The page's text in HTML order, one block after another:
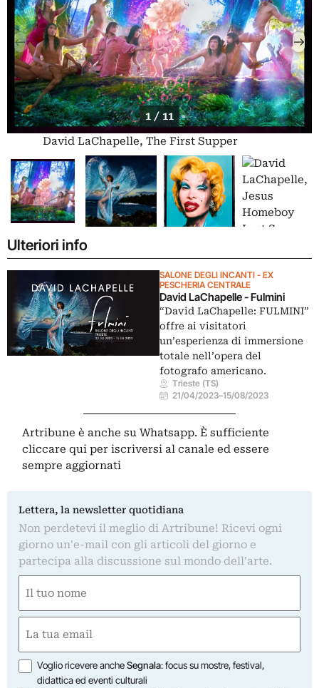
1 / 11
David LaChapelle, The First Supper
Ulteriori info
SALONE DEGLI INCANTI - EX
PESCHERIA CENTRALE
David LaChapelle - Fulmini
“David LaChapelle: FULMINI”
offre ai visitatori
un’esperienza di immersione
totale nell’opera del
fotografo americano.
Trieste (TS)
21/04/2023–15/08/2023
Artribune è anche su Whatsapp. È sufficiente
cliccare qui per iscriversi al canale ed essere
sempre aggiornati
Lettera, la newsletter quotidiana
Non perdetevi il meglio di Artribune! Ricevi ogni
giorno un'e-mail con gli articoli del giorno e
partecipa alla discussione sul mondo dell'arte.
(Obbligatorio)
Nome
(Obbligatorio)
Opzioni
Voglio ricevere ancheSegnala: focus su mostre, festival,
didattica ed eventi culturali